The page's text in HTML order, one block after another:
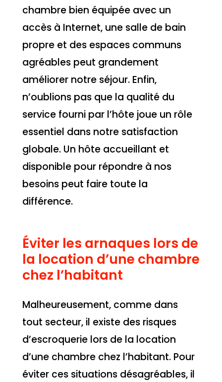
chambre bien équipée avec un
accès à Internet, une salle de bain
propre et des espaces communs
agréables peut grandement
améliorer notre séjour. Enfin,
n’oublions pas que la qualité du
service fourni par l’hôte joue un rôle
essentiel dans notre satisfaction
globale. Un hôte accueillant et
disponible pour répondre à nos
besoins peut faire toute la
différence.
Éviter les arnaques lors de
la location d’une chambre
chez l’habitant
Malheureusement, comme dans
tout secteur, il existe des risques
d’escroquerie lors de la location
d’une chambre chez l’habitant. Pour
éviter ces situations désagréables, il